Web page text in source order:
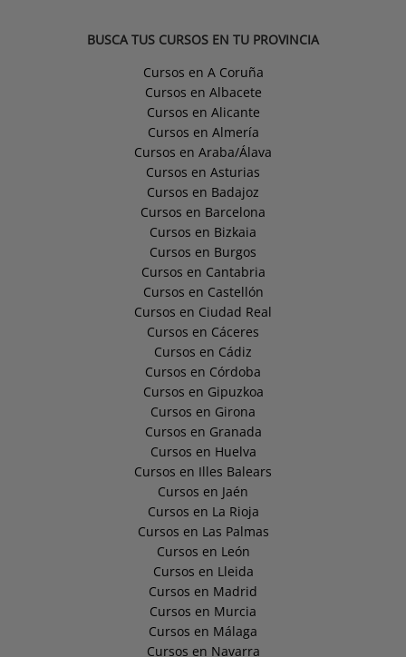
BUSCA TUS CURSOS EN TU PROVINCIA
Cursos en A Coruña
Cursos en Albacete
Cursos en Alicante
Cursos en Almería
Cursos en Araba/Álava
Cursos en Asturias
Cursos en Badajoz
Cursos en Barcelona
Cursos en Bizkaia
Cursos en Burgos
Cursos en Cantabria
Cursos en Castellón
Cursos en Ciudad Real
Cursos en Cáceres
Cursos en Cádiz
Cursos en Córdoba
Cursos en Gipuzkoa
Cursos en Girona
Cursos en Granada
Cursos en Huelva
Cursos en Illes Balears
Cursos en Jaén
Cursos en La Rioja
Cursos en Las Palmas
Cursos en León
Cursos en Lleida
Cursos en Madrid
Cursos en Murcia
Cursos en Málaga
Cursos en Navarra